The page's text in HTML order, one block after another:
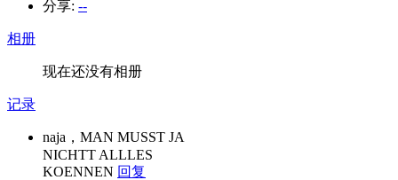
分享: --
相册
现在还没有相册
记录
naja，MAN MUSST JA
NICHTT ALLLES
KOENNEN 回复